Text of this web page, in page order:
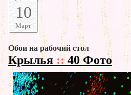
10
Март
Обои на рабочий стол
Крылья ::40 Фото